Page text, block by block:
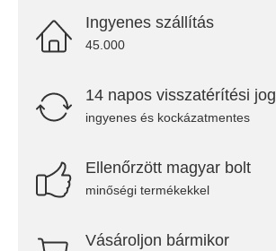
Ingyenes szállítás
45.000
14 napos visszatérítési jog
ingyenes és kockázatmentes
Ellenőrzött magyar bolt
minőségi termékekkel
Vásároljon bármikor